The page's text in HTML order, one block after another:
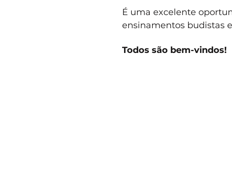
É uma excelente
ensinamentos budistas
Todos são bem-vindos!